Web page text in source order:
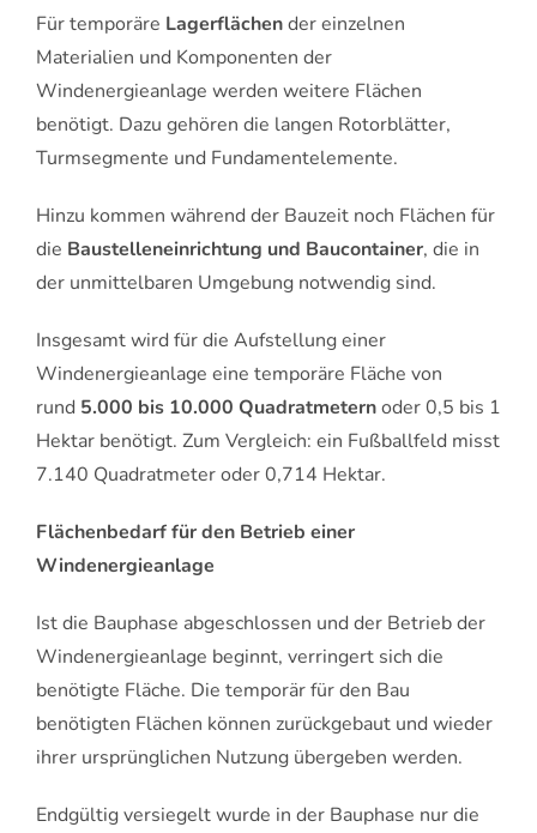
Für temporäre Lagerflächender einzelnen
Materialien und Komponenten der
Windenergieanlage werden weitere Flächen
benötigt. Dazu gehören die langen Rotorblätter,
Turmsegmente und Fundamentelemente.
Hinzu kommen während der Bauzeit noch Flächen für
die Baustelleneinrichtung und Baucontainer, die in
der unmittelbaren Umgebung notwendig sind.
Insgesamt wird für die Aufstellung einer
Windenergieanlage eine temporäre Fläche von
rund 5.000 bis 10.000 Quadratmeternoder 0,5 bis 1
Hektar benötigt. Zum Vergleich: ein Fußballfeld misst
7.140 Quadratmeter oder 0,714 Hektar.
Flächenbedarf für den Betrieb einer
Windenergieanlage
Ist die Bauphase abgeschlossen und der Betrieb der
Windenergieanlage beginnt, verringert sich die
benötigte Fläche. Die temporär für den Bau
benötigten Flächen können zurückgebaut und wieder
ihrer ursprünglichen Nutzung übergeben werden.
Endgültig versiegelt wurde in der Bauphase nur die